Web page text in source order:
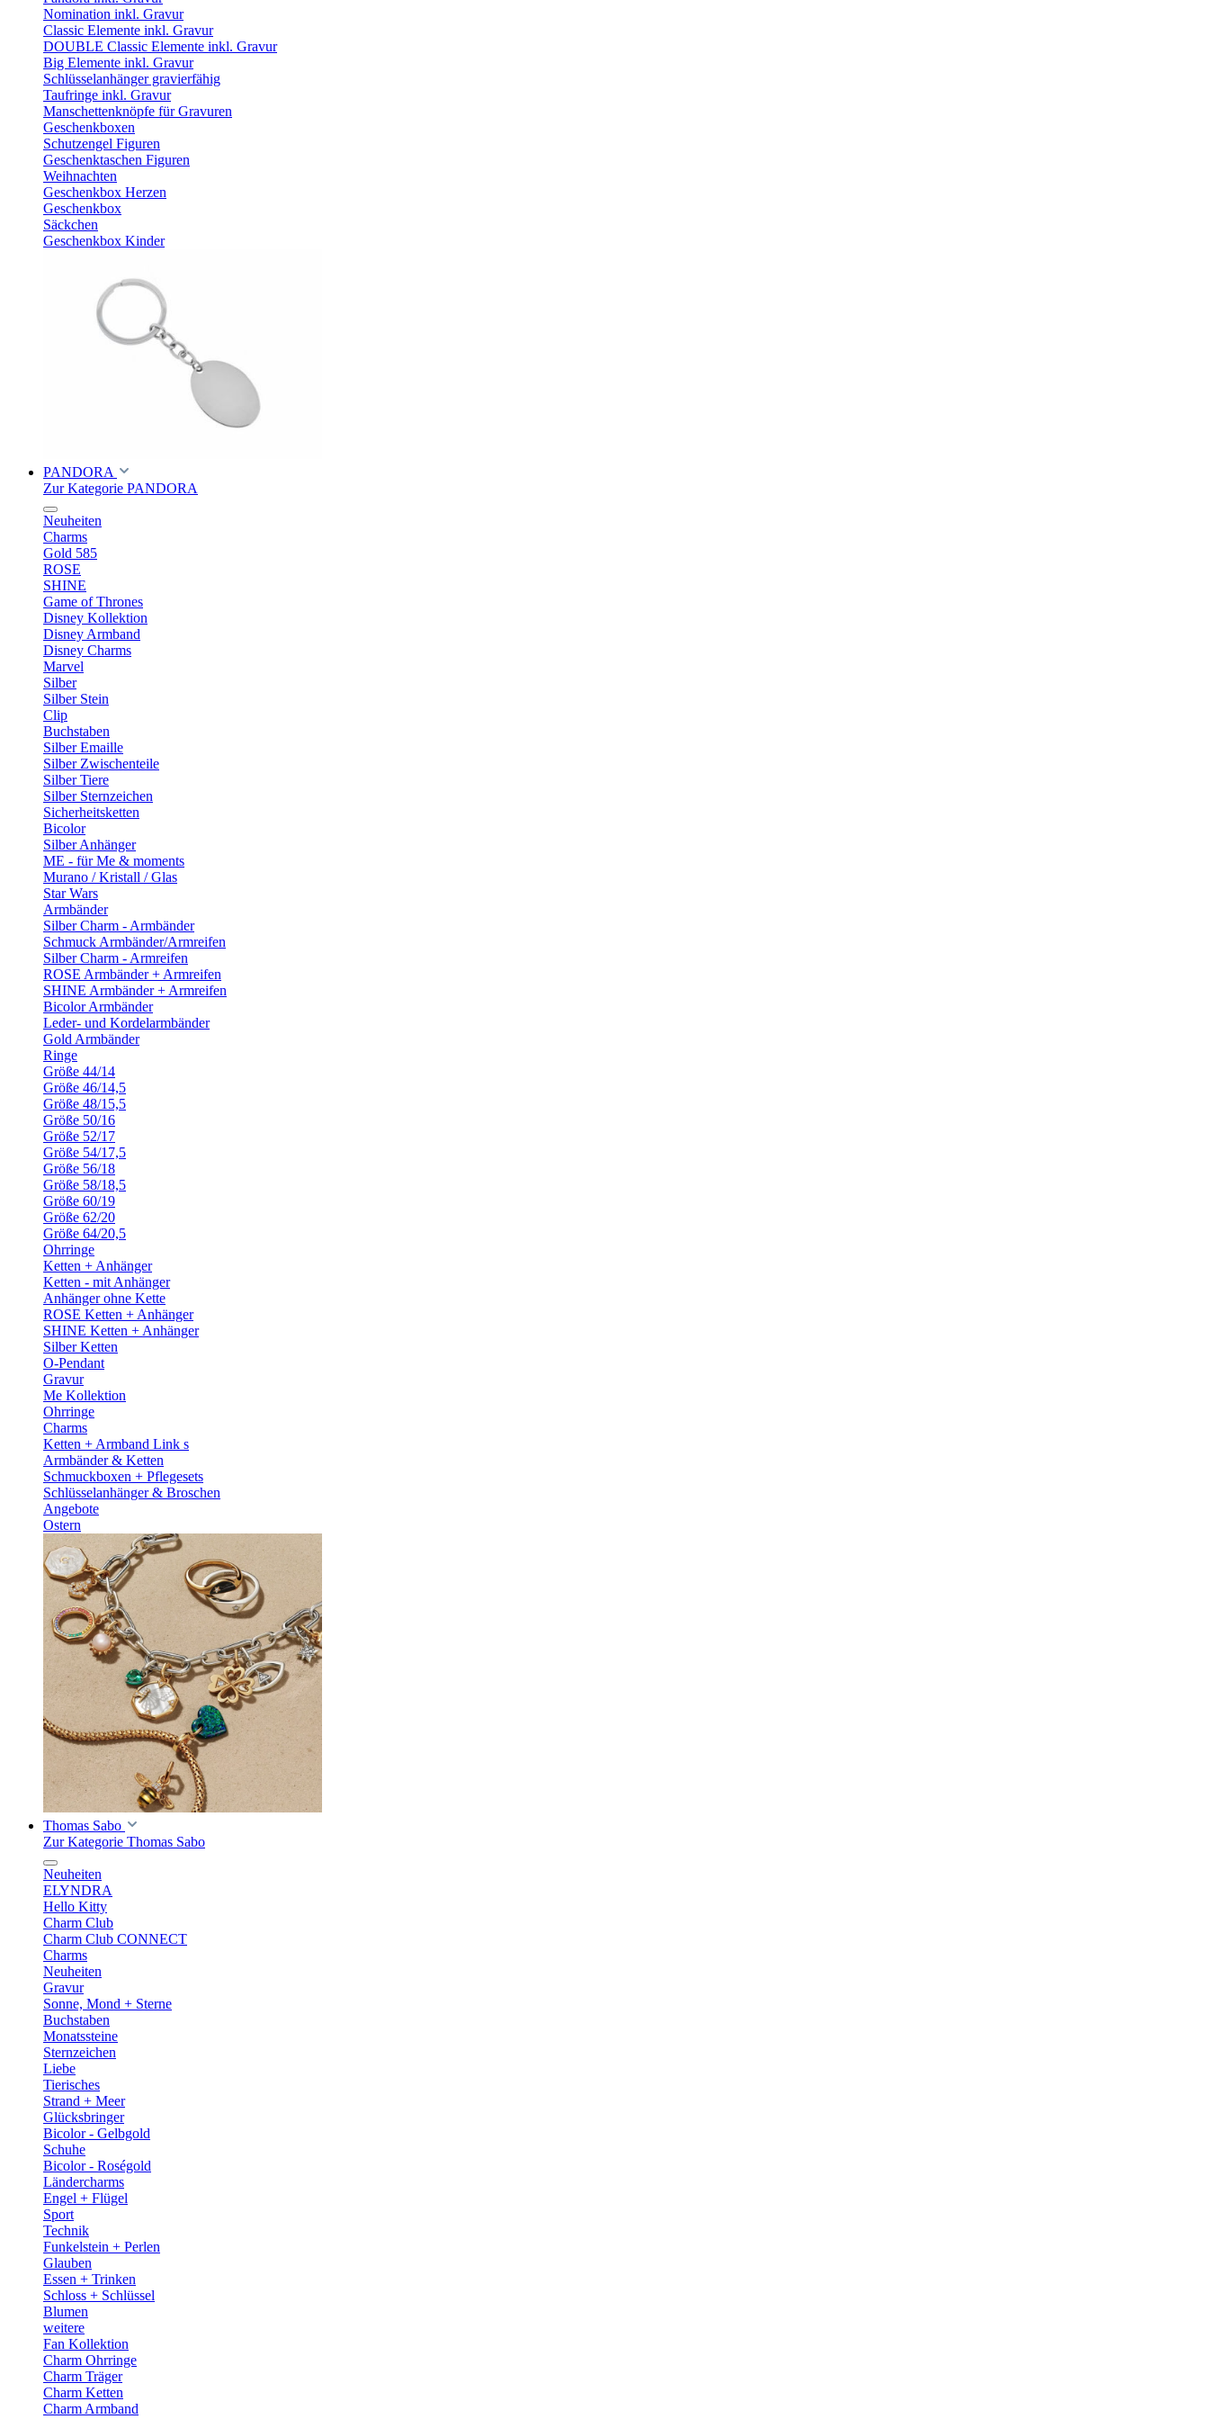
Nomination inkl. Gravur
Classic Elemente inkl. Gravur
DOUBLE Classic Elemente inkl. Gravur
Big Elemente inkl. Gravur
Schlüsselanhänger gravierfähig
Taufringe inkl. Gravur
Manschettenknöpfe für Gravuren
Geschenkboxen
Schutzengel Figuren
Geschenktaschen Figuren
Weihnachten
Geschenkbox Herzen
Geschenkbox
Säckchen
Geschenkbox Kinder
PANDORA
Zur Kategorie PANDORA
Neuheiten
Charms
Gold 585
ROSE
SHINE
Game of Thrones
Disney Kollektion
Disney Armband
Disney Charms
Marvel
Silber
Silber Stein
Clip
Buchstaben
Silber Emaille
Silber Zwischenteile
Silber Tiere
Silber Sternzeichen
Sicherheitsketten
Bicolor
Silber Anhänger
ME - für Me & moments
Murano / Kristall / Glas
Star Wars
Armbänder
Silber Charm - Armbänder
Schmuck Armbänder/Armreifen
Silber Charm - Armreifen
ROSE Armbänder + Armreifen
SHINE Armbänder + Armreifen
Bicolor Armbänder
Leder- und Kordelarmbänder
Gold Armbänder
Ringe
Größe 44/14
Größe 46/14,5
Größe 48/15,5
Größe 50/16
Größe 52/17
Größe 54/17,5
Größe 56/18
Größe 58/18,5
Größe 60/19
Größe 62/20
Größe 64/20,5
Ohrringe
Ketten + Anhänger
Ketten - mit Anhänger
Anhänger ohne Kette
ROSE Ketten + Anhänger
SHINE Ketten + Anhänger
Silber Ketten
O-Pendant
Gravur
Me Kollektion
Ohrringe
Charms
Ketten + Armband Link s
Armbänder & Ketten
Schmuckboxen + Pflegesets
Schlüsselanhänger & Broschen
Angebote
Ostern
Thomas Sabo
Zur Kategorie Thomas Sabo
Neuheiten
ELYNDRA
Hello Kitty
Charm Club
Charm Club CONNECT
Charms
Neuheiten
Gravur
Sonne, Mond + Sterne
Buchstaben
Monatssteine
Sternzeichen
Liebe
Tierisches
Strand + Meer
Glücksbringer
Bicolor - Gelbgold
Schuhe
Bicolor - Roségold
Ländercharms
Engel + Flügel
Sport
Technik
Funkelstein + Perlen
Glauben
Essen + Trinken
Schloss + Schlüssel
Blumen
weitere
Fan Kollektion
Charm Ohrringe
Charm Träger
Charm Ketten
Charm Armband